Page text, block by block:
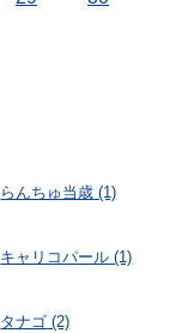
らんちゅ当歳 (1)
キャリコパール (1)
タナゴ (2)